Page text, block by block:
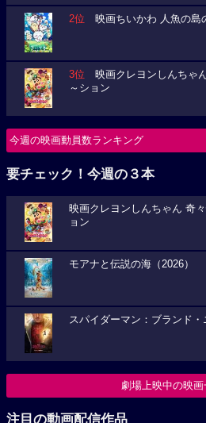
2位 映画ちいかわ 人魚の島
3位 映画クレヨンしんちゃ
～ション
今週の映画動員数ランキング
要チェック！今週の３本
映画クレヨンしんちゃん 奇
ョン
モアナと伝説の海（2026）
スパイダーマン：ブランド・
劇場上映中の映画
注目の動画配信作品